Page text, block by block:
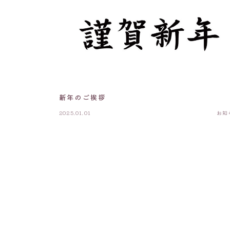
新年のご挨拶
2025.01.01 お知